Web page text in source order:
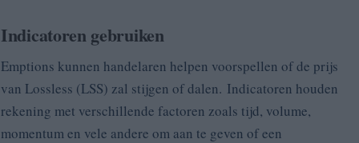
Indicatoren gebruiken
Emptions kunnen handelaren helpen voorspellen of de prijs
van Lossless (LSS) zal stijgen of dalen. Indicatoren houden
rekening met verschillende factoren zoals tijd, volume,
momentum en vele andere om aan te geven of een